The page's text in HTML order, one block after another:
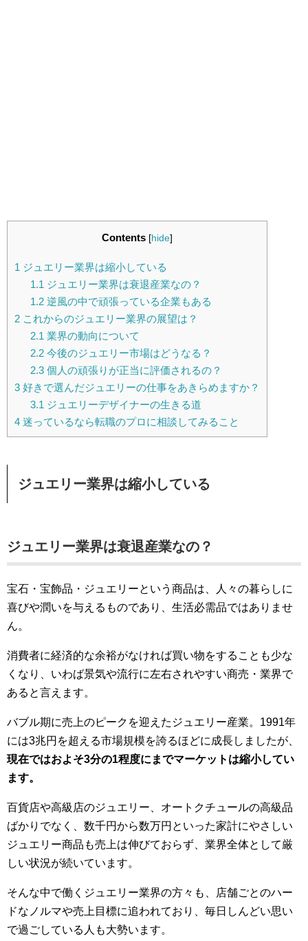
Contents [hide]
1 ジュエリー業界は縮小している
1.1 ジュエリー業界は衰退産業なの？
1.2逆風の中で頑張っている企業もある
2 これからのジュエリー業界の展望は？
2.1 業界の動向について
2.2今後のジュエリー市場はどうなる？
2.3個人の頑張りが正当に評価されるの？
3 好きで選んだジュエリーの仕事をあきらめますか？
3.1 ジュエリーデザイナーの生きる道
4 迷っているなら転職のプロに相談してみること
ジュエリー業界は縮小している
ジュエリー業界は衰退産業なの？
宝石・宝飾品・ジュエリーという商品は、人々の暮らしに
喜びや潤いを与えるものであり、生活必需品ではありませ
ん。
消費者に経済的な余裕がなければ買い物をすることも少な
くなり、いわば景気や流行に左右されやすい商売・業界で
あると言えます。
バブル期に売上のピークを迎えたジュエリー産業。1991年
には3兆円を超える市場規模を誇るほどに成長しましたが、
現在ではおよそ3分の1程度にまでマーケットは縮小してい
ます。
百貨店や高級店のジュエリー、オートクチュールの高級品
ばかりでなく、数千円から数万円といった家計にやさしい
ジュエリー商品も売上は伸びておらず、業界全体として厳
しい状況が続いています。
そんな中で働くジュエリー業界の方々も、店舗ごとのハー
ドなノルマや売上目標に追われており、毎日しんどい思い
で過ごしている人も大勢います。